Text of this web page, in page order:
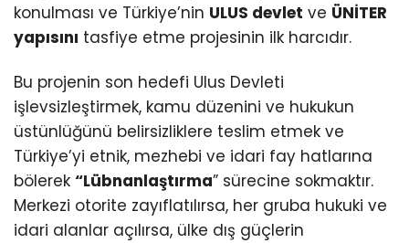
konulması ve Türkiye’nin ULUS devlet ve ÜNİTER
yapısını tasfiye etme projesinin ilk harcıdır.
Bu projenin son hedefi Ulus Devleti
işlevsizleştirmek, kamu düzenini ve hukukun
üstünlüğünü belirsizliklere teslim etmek ve
Türkiye’yi etnik, mezhebi ve idari fay hatlarına
bölerek “Lübnanlaştırma” sürecine sokmaktır.
Merkezi otorite zayıflatılırsa, her gruba hukuki ve
idari alanlar açılırsa, ülke dış güçlerin